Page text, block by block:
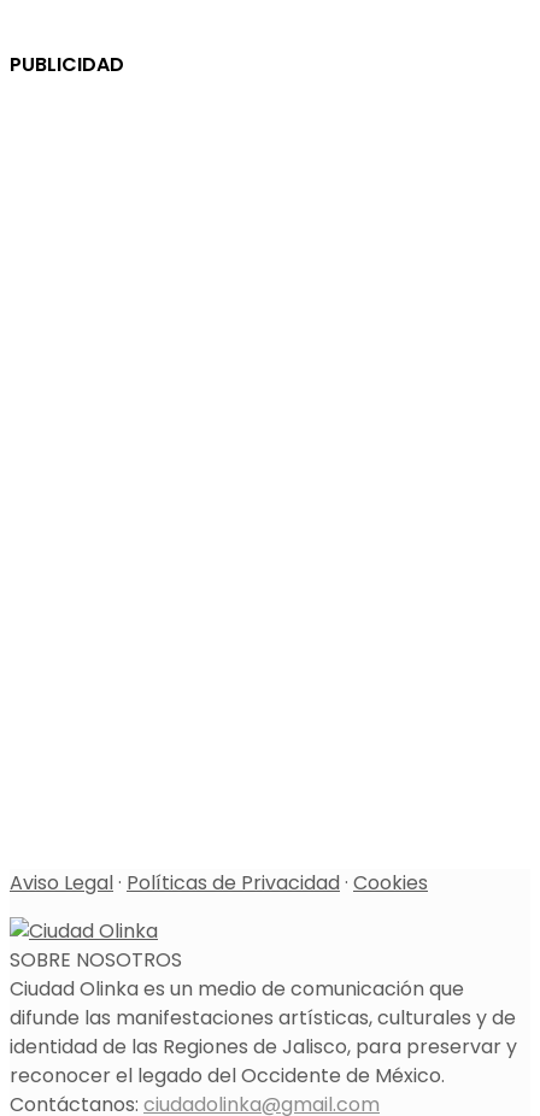
PUBLICIDAD
Aviso Legal· Políticas de Privacidad· Cookies
SOBRE NOSOTROS
Ciudad Olinka es un medio de comunicación que
difunde las manifestaciones artísticas, culturales y de
identidad de las Regiones de Jalisco, para preservar y
reconocer el legado del Occidente de México.
Contáctanos: ciudadolinka@gmail.com